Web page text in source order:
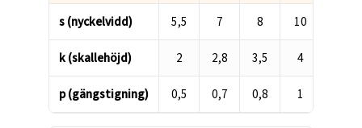
Måttabell för DIN 933 / ISO 4017 helgängad sexkantskruv
s (nyckelvidd) 5,5 7 8 10
k (skallehöjd) 2 2,8 3,5 4
p (gängstigning) 0,5 0,7 0,8 1